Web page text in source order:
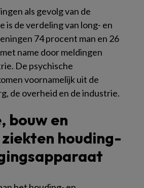
als gevolg van de
is de verdeling van long- en
74 procent man en 26
name door meldingen
De psychische
voornamelijk uit de
de overheid en de industrie.
bouw en
houding-